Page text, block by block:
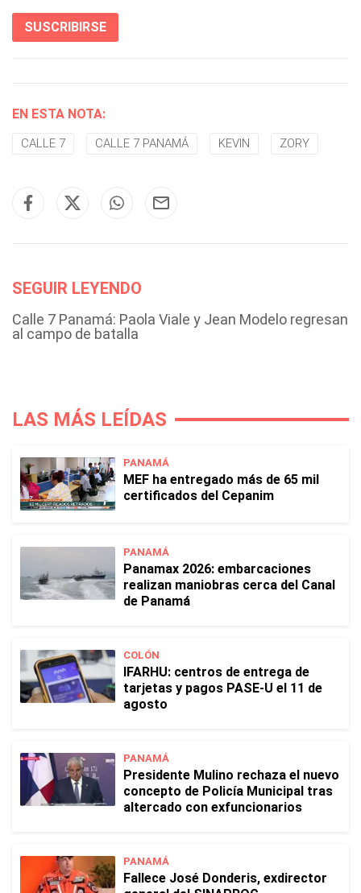
SUSCRIBIRSE
EN ESTA NOTA:
CALLE 7 CALLE 7 PANAMÁ KEVIN ZORY
SEGUIR LEYENDO
Calle 7 Panamá: Paola Viale y Jean Modelo regresan
al campo de batalla
LAS MÁS LEÍDAS
PANAMÁ
MEF ha entregado más de 65 mil
certificados del Cepanim
PANAMÁ
Panamax 2026: embarcaciones
realizan maniobras cerca del Canal
de Panamá
COLÓN
IFARHU: centros de entrega de
tarjetas y pagos PASE-U el 11 de
agosto
PANAMÁ
Presidente Mulino rechaza el nuevo
concepto de Policía Municipal tras
altercado con exfuncionarios
PANAMÁ
Fallece José Donderis, exdirector